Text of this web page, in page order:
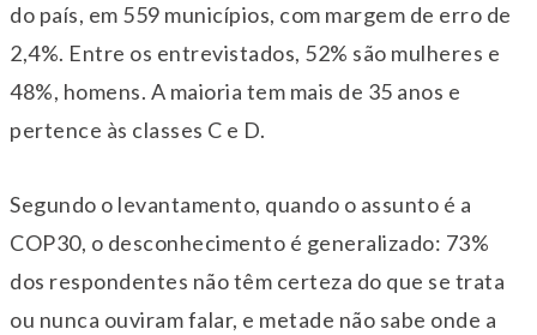
do país, em 559 municípios, com margem de erro de
2,4%. Entre os entrevistados, 52% são mulheres e
48%, homens. A maioria tem mais de 35 anos e
pertence às classes C e D.
Segundo o levantamento, quando o assunto é a
COP30, o desconhecimento é generalizado: 73%
dos respondentes não têm certeza do que se trata
ou nunca ouviram falar, e metade não sabe onde a